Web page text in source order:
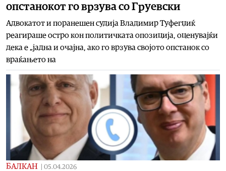
опстанокот го врзува со Груевски
Адвокатот и поранешен судија Владимир Туфегџиќ
реагираше остро кон политичката опозиција, оценувајќи
дека е „јадна и очајна, ако го врзува својото опстанок со
враќањето на
БАЛКАН 05.04.2026